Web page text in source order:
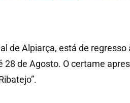
de Alpiarça, está de regresso
28 de Agosto. O certame